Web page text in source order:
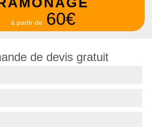
à partir de 60€
de devis gratuit